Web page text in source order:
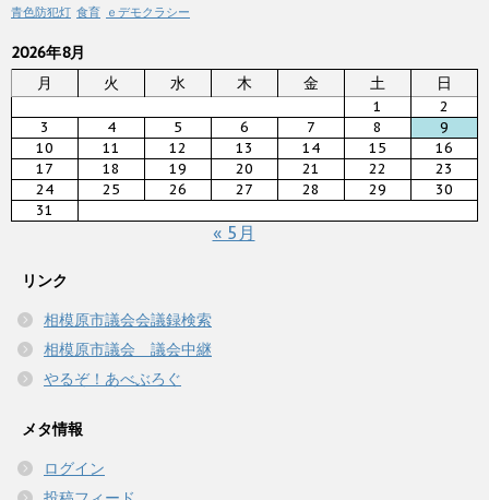
青色防犯灯 食育 ｅデモクラシー
2026年8月
月
火 水 木 金 土 日
1
2
3
4 5 6 7 8
9
10
11 12 13 14 15
16
17
18 19 20 21 22
23
24
25 26 27 28 29
30
31
« 5月
リンク
相模原市議会会議録検索
相模原市議会 議会中継
やるぞ！あべぶろぐ
メタ情報
ログイン